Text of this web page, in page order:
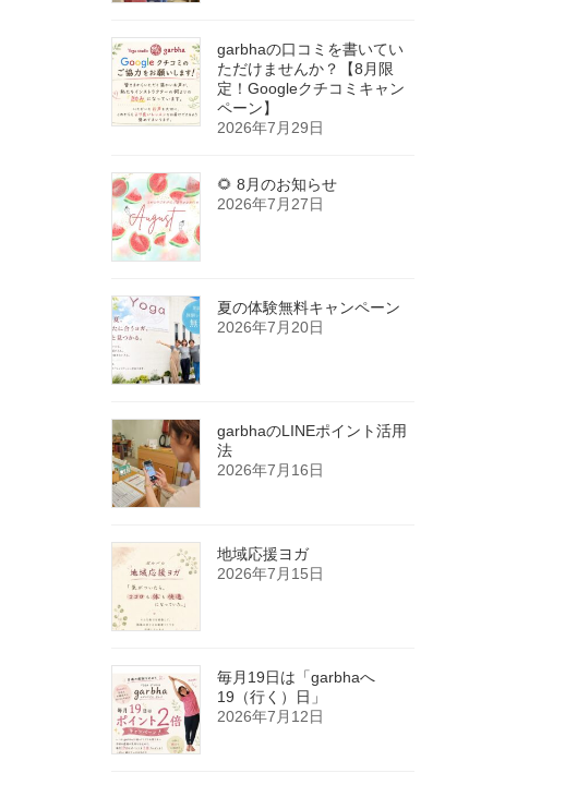
garbhaの口コミを書いてい
ただけませんか？【8月限
定！Googleクチコミキャン
ペーン】
2026年7月29日
🌻 8月のお知らせ
2026年7月27日
夏の体験無料キャンペーン
2026年7月20日
garbhaのLINEポイント活用
法
2026年7月16日
地域応援ヨガ
2026年7月15日
毎月19日は「garbhaへ
19（行く）日」
2026年7月12日